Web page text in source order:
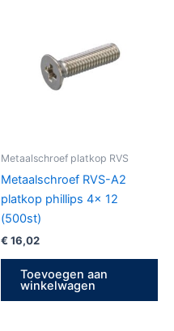
Metaalschroef platkop RVS
Metaalschroef RVS-A2
platkop phillips 4x 12
(500st)
€ 16,02
Toevoegen aan
winkelwagen